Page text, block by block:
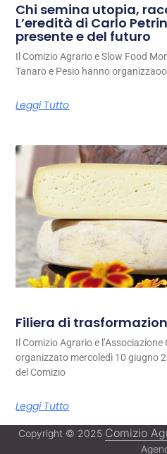
Chi semina utopia,
L’eredità di Carlo
presente e del futuro
Il Comizio Agrario e Slow Food
Tanaro e Pesio hanno
Leggi Tutto
Filiera di
Il Comizio Agrario e
organizzato mercoledì 10 giugno
del Comizio
Leggi Tutto
Copyright © 2025 Comizio